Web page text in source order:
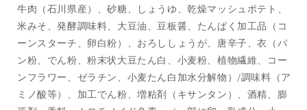
牛肉（石川県産）、砂糖、しょうゆ、乾燥マッシュポテト、
米みそ、発酵調味料、大豆油、豆板醤、たんぱく加工品（コ
ーンスターチ、卵白粉）、おろししょうが、唐辛子、衣（パ
ン粉、でん粉、粉末状大豆たん白、小麦粉、植物繊維、コー
ンフラワー、ゼラチン、小麦たん白加水分解物）/調味料（ア
ミノ酸等）、加工でん粉、増粘剤（キサンタン）、酒精、膨